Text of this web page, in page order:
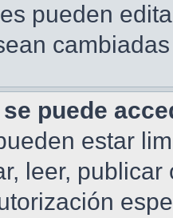
pueden
puede
estar
leer,